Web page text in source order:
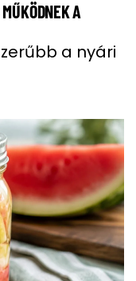
A
a nyári